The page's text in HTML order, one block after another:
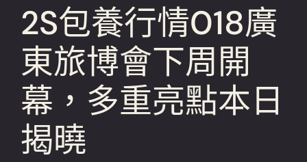
2S包養行情018廣
東旅博會下周開
幕，多重亮點本日
揭曉